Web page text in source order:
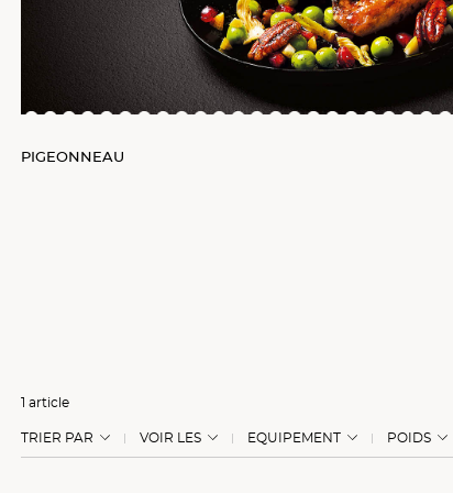
PIGEONNEAU
1 article
TRIER PAR VOIR LES EQUIPEMENT POIDS